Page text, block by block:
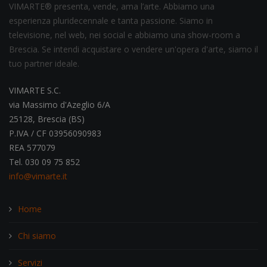
VIMARTE® presenta, vende, ama l’arte. Abbiamo una
esperienza pluridecennale e tanta passione. Siamo in
televisione, nel web, nei social e abbiamo una show-room a
Brescia. Se intendi acquistare o vendere un'opera d'arte, siamo il
tuo partner ideale.
VIMARTE S.C.
via Massimo d'Azeglio 6/A
25128, Brescia (BS)
P.IVA / CF 03956090983
REA 577079
Tel. 030 09 75 852
info@vimarte.it
Home
Chi siamo
Servizi